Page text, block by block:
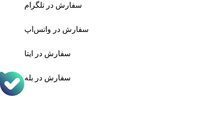
سفارش در تلگرام
سفارش در واتس‌اپ
سفارش در ایتا
سفارش در بله